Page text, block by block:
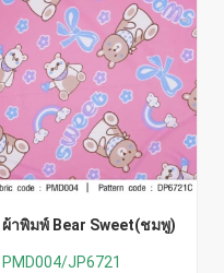
ผ้าพิมพ์ Bear Sweet(ชมพู)
PMD004/JP6721